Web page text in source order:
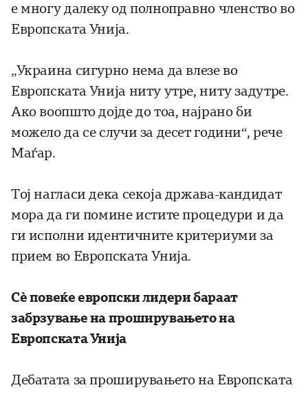
е многу далеку од полноправно членство во
Европската Унија.
„Украина сигурно нема да влезе во
Европската Унија ниту утре, ниту задутре.
Ако воопшто дојде до тоа, најрано би
можело да се случи за десет години“, рече
Маѓар.
Тој нагласи дека секоја држава-кандидат
мора да ги помине истите процедури и да
ги исполни идентичните критериуми за
прием во Европската Унија.
Сè повеќе европски лидери бараат
забрзување на проширувањето на
Европската Унија
Дебатата за проширувањето на Европската